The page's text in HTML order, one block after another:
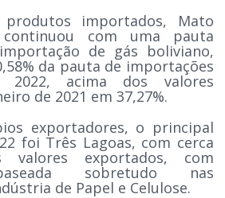
importados, Mato
com uma pauta
de gás boliviano,
da pauta de importações
acima dos valores
de 2021 em 37,27%.
exportadores, o principal
foi Três Lagoas, com cerca
valores exportados, com
sobretudo nas
de Papel e Celulose.